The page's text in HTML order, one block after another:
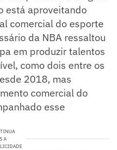
está aproveitando
comercial do esporte
da NBA ressaltou
em produzir talentos
como dois entre os
2018, mas
comercial do
esse
A